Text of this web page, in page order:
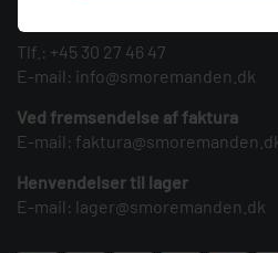
Tlf.: +45 30 27 46 47
E-mail: info@smoremanden.dk
Ved fremsendelse af faktura
E-mail:
Henvendelser til lager
E-mail: lager@smoremanden.dk